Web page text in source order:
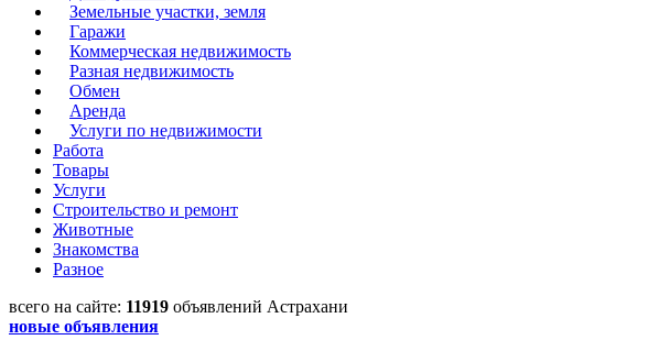
Земельные участки, земля
Гаражи
Коммерческая недвижимость
Разная недвижимость
Обмен
Аренда
Услуги по недвижимости
Работа
Товары
Услуги
Строительство и ремонт
Животные
Знакомства
Разное
всего на сайте: 11919 объявлений Астрахани
новые объявления